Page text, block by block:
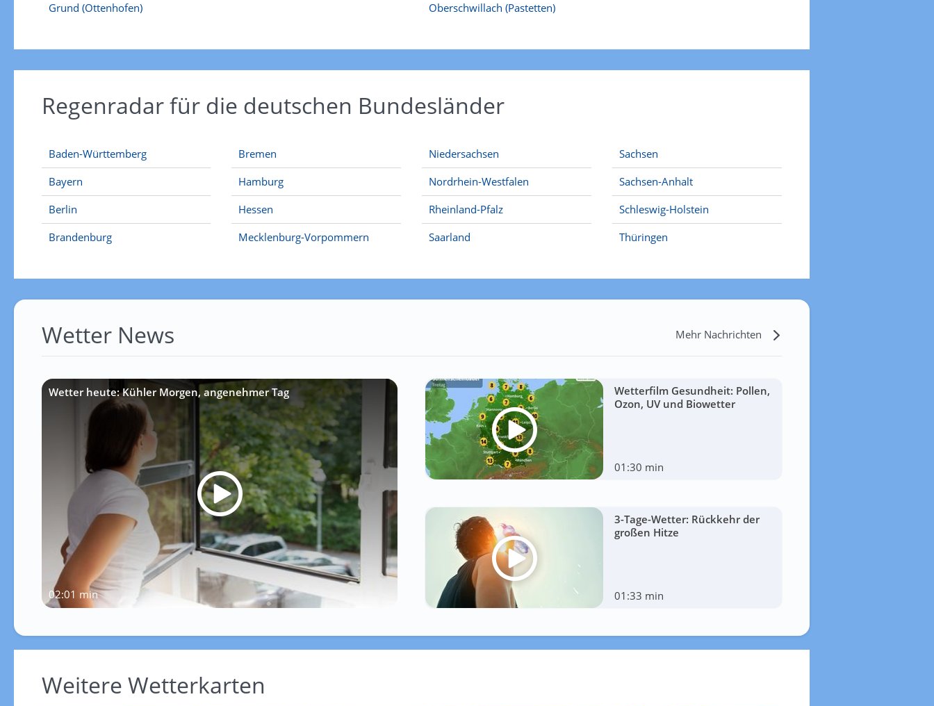
Grund (Ottenhofen)
Oberschwillach (Pastetten)
Regenradar für die deutschen Bundesländer
Baden-Württemberg
Bayern
Berlin
Brandenburg
Bremen
Hamburg
Hessen
Mecklenburg-Vorpommern
Niedersachsen
Nordrhein-Westfalen
Rheinland-Pfalz
Saarland
Sachsen
Sachsen-Anhalt
Schleswig-Holstein
Thüringen
Wetter News Mehr Nachrichten
Wetter heute: Kühler Morgen, angenehmer Tag
02:01 min
Wetterfilm Gesundheit: Pollen,
Ozon, UV und Biowetter
01:30 min
3-Tage-Wetter: Rückkehr der
großen Hitze
01:33 min
Weitere Wetterkarten